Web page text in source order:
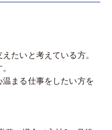
たいと考えている方。
温まる仕事をしたい方を